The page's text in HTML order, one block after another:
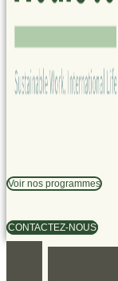
Voir nos programmes
CONTACTEZ-NOUS